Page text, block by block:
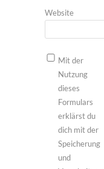
Website
Mit der
Nutzung
dieses
Formulars
erklärst du
dich mit der
Speicherung
und